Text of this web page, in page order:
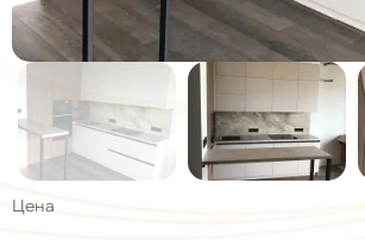
Цена